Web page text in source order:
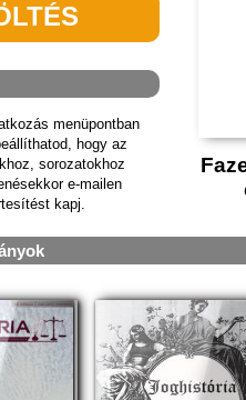
menüpontban
hogy az
sorozatokhoz
e-mailen
kapj.